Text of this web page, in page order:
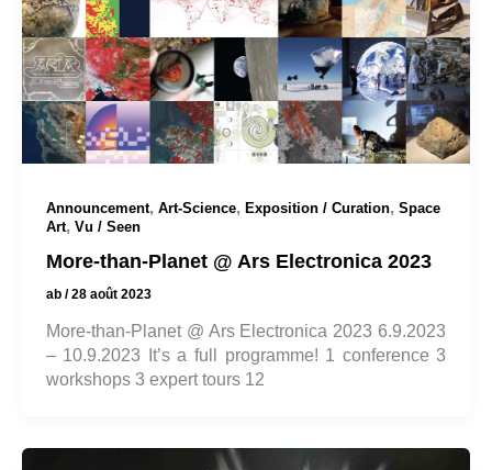
Announcement, Art-Science, Exposition / Curation, Space
Art, Vu / Seen
More-than-Planet @ Ars Electronica 2023
ab /28 août 2023
More-than-Planet @ Ars Electronica 2023 6.9.2023
– 10.9.2023 It’s a full programme! 1 conference 3
workshops 3 expert tours 12